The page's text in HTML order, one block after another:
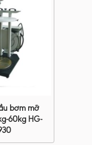
bơm mỡ
60kg HG-